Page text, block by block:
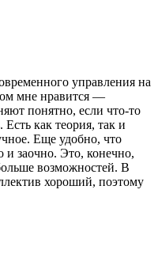
управления на
мне нравится —
понятно, если что-то
как теория, так и
Еще удобно, что
и заочно. Это, конечно,
возможностей. В
хороший, поэтому